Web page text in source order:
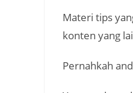
Materi tips
konten yang
Pernahkah